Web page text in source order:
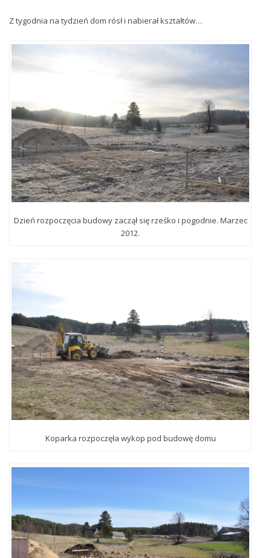
Z tygodnia na tydzień dom rósł i nabierał kształtów…
Dzień rozpoczęcia budowy zaczął się rześko i pogodnie. Marzec
2012.
Koparka rozpoczęła wykop pod budowę domu